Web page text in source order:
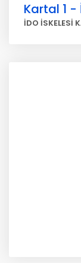
Kartal 1 -
İDO İSKELESİ